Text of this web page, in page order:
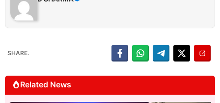
SHARE.
Related News